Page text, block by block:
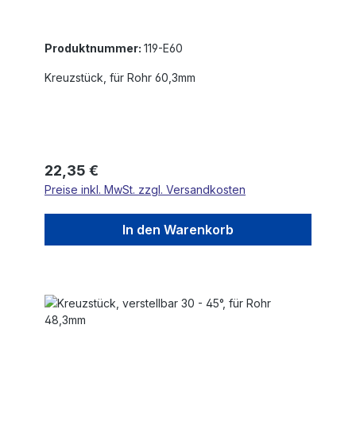
Produktnummer: 119-E60
Kreuzstück, für Rohr 60,3mm
Regulärer Preis:
22,35 €
Preise inkl. MwSt. zzgl. Versandkosten
In den Warenkorb